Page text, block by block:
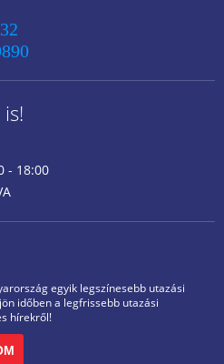
- 18:00
egyik legszínesebb utazási
időben a legfrissebb utazási
hírekről!